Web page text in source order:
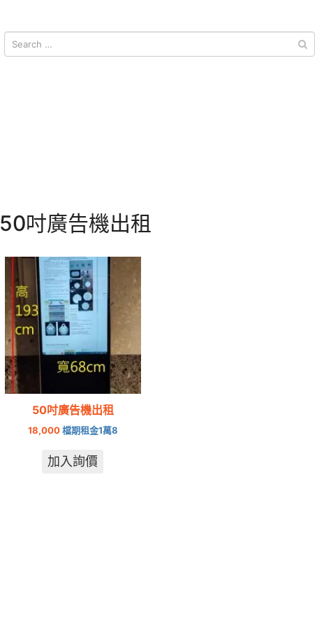
50吋廣告機出租
50吋廣告機出租
18,000檔期租金1萬8
加入詢價